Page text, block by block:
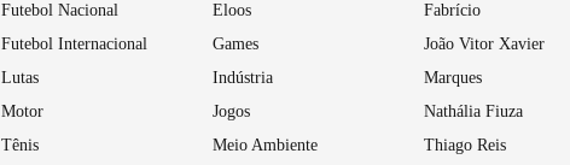
Futebol Nacional
Futebol Internacional
Lutas
Motor
Tênis
Eloos
Games
Indústria
Jogos
Meio Ambiente
Fabrício
João Vitor Xavier
Marques
Nathália Fiuza
Thiago Reis